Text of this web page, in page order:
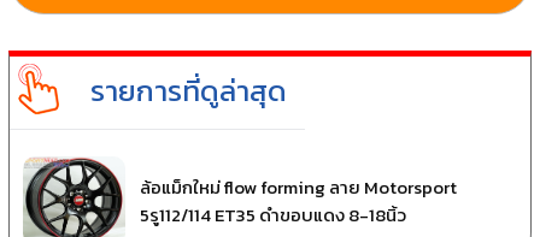
รายการที่ดูล่าสุด
ล้อแม็กใหม่ flow forming ลาย Motorsport
5รู112/114 ET35 ดำขอบแดง 8-18นิ้ว